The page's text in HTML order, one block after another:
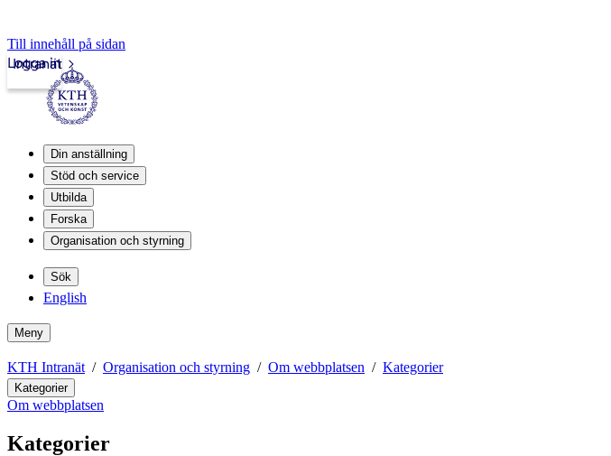
Till innehåll på sidan
Intranät
Logga in
Din anställning
Stöd och service
Utbilda
Forska
Organisation och styrning
Sök
English
Meny
KTH Intranät Organisation och styrning Om webbplatsen Kategorier
Kategorier
Om webbplatsen
Kategorier